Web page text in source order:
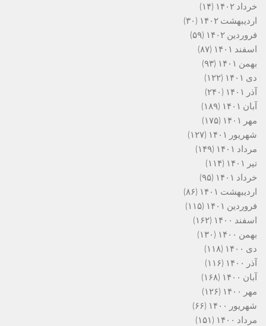
خرداد ۱۴۰۲
(۱۴)
اردیبهشت ۱۴۰۲
(۳۰)
فروردین ۱۴۰۲
(۵۹)
اسفند ۱۴۰۱
(۸۷)
بهمن ۱۴۰۱
(۹۳)
دی ۱۴۰۱
(۱۲۲)
آذر ۱۴۰۱
(۲۴۰)
آبان ۱۴۰۱
(۱۸۹)
مهر ۱۴۰۱
(۱۷۵)
شهریور ۱۴۰۱
(۱۲۷)
مرداد ۱۴۰۱
(۱۴۹)
تیر ۱۴۰۱
(۱۱۴)
خرداد ۱۴۰۱
(۹۵)
اردیبهشت ۱۴۰۱
(۸۶)
فروردین ۱۴۰۱
(۱۱۵)
اسفند ۱۴۰۰
(۱۶۲)
بهمن ۱۴۰۰
(۱۳۰)
دی ۱۴۰۰
(۱۱۸)
آذر ۱۴۰۰
(۱۱۶)
آبان ۱۴۰۰
(۱۶۸)
مهر ۱۴۰۰
(۱۲۶)
شهریور ۱۴۰۰
(۶۶)
مرداد ۱۴۰۰
(۱۵۱)